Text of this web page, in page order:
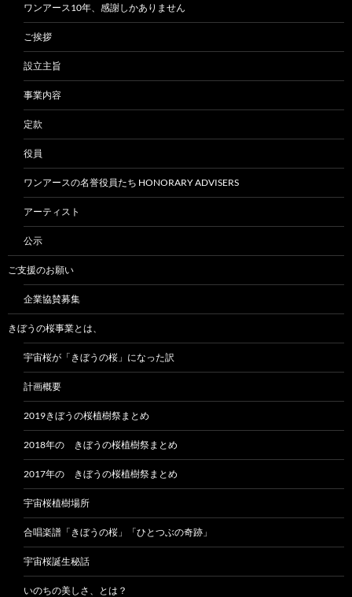
ワンアース10年、感謝しかありません
ご挨拶
設立主旨
事業内容
定款
役員
ワンアースの名誉役員たち HONORARY ADVISERS
アーティスト
公示
ご支援のお願い
企業協賛募集
きぼうの桜事業とは、
宇宙桜が「きぼうの桜」になった訳
計画概要
2019きぼうの桜植樹祭まとめ
2018年の きぼうの桜植樹祭まとめ
2017年の きぼうの桜植樹祭まとめ
宇宙桜植樹場所
合唱楽譜「きぼうの桜」「ひとつぶの奇跡」
宇宙桜誕生秘話
いのちの美しさ、とは？